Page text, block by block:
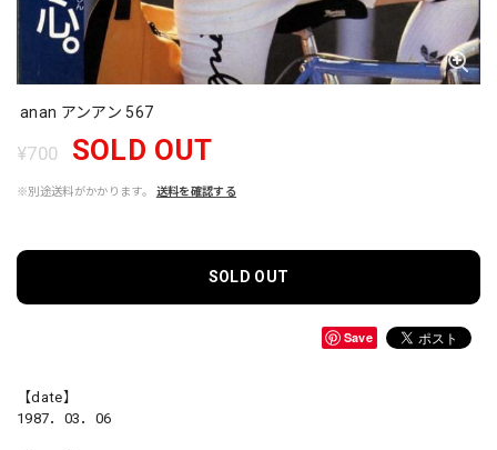
anan アンアン 567
¥700 SOLD OUT
※別途送料がかかります。 送料を確認する
SOLD OUT
Save
【date】
1987．03．06